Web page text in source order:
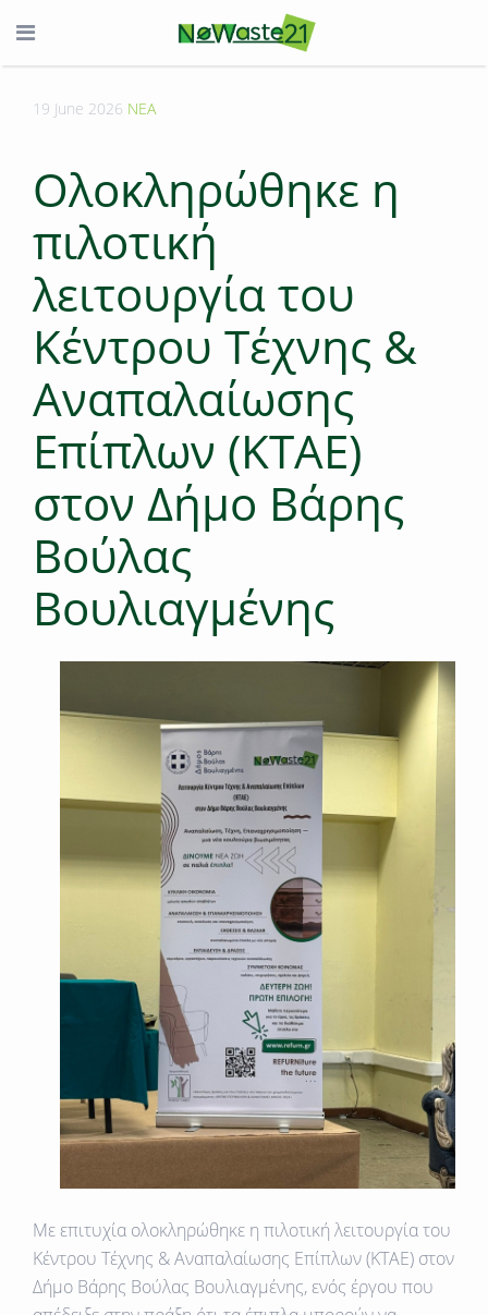
19 June 2026 ΝΕΑ
Oλοκληρώθηκε η
πιλοτική
λειτουργία του
Κέντρου Τέχνης &
Αναπαλαίωσης
Επίπλων (ΚΤΑΕ)
στον Δήμο Βάρης
Βούλας
Βουλιαγμένης
Με επιτυχία ολοκληρώθηκε η πιλοτική λειτουργία του
Κέντρου Τέχνης & Αναπαλαίωσης Επίπλων (ΚΤΑΕ) στον
Δήμο Βάρης Βούλας Βουλιαγμένης, ενός έργου που